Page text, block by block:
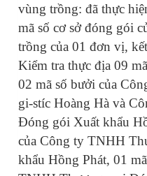
vùng trồng: đã thực
mã số cơ sở đóng gói
trồng của 01 đơn vị,
Kiểm tra thực địa 09
02 mã số bưởi của
gi-stíc Hoàng Hà và
Đóng gói Xuất khẩu
của Công ty TNHH
khẩu Hồng Phát, 01